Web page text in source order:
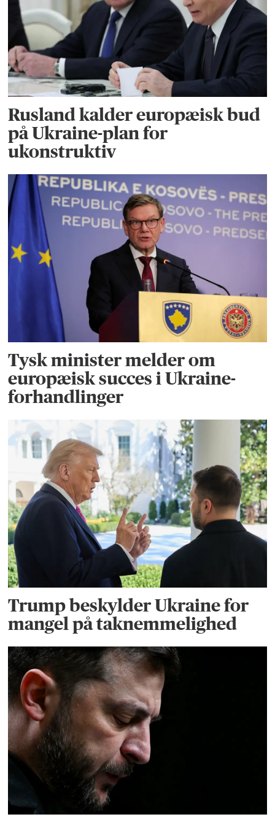
Rusland kalder europæisk bud
på Ukraine-plan for
ukonstruktiv
Tysk minister melder om
europæisk succes i Ukraine-
forhandlinger
Trump beskylder Ukraine for
mangel på taknemmelighed